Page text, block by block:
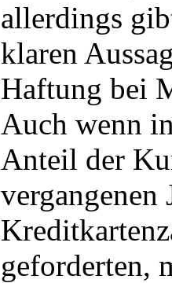
allerdings
klaren
Haftung bei
Auch wenn
Anteil der
vergangenen
geforderten,